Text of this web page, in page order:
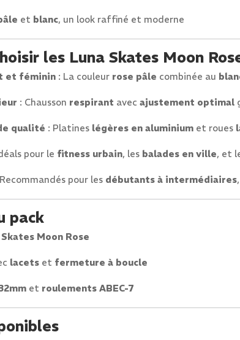
et blanc, un look raffiné et moderne
les Luna Skates Moon
et féminin : La couleur rose pâle combinée au
: Chausson respirant avec ajustement optimal
qualité : Platines légères en aluminium et roues
pour le fitness urbain, les balades en ville, et
pour les débutants à intermédiaires
pack
Moon Rose
lacets et fermeture à boucle
et roulements ABEC-7